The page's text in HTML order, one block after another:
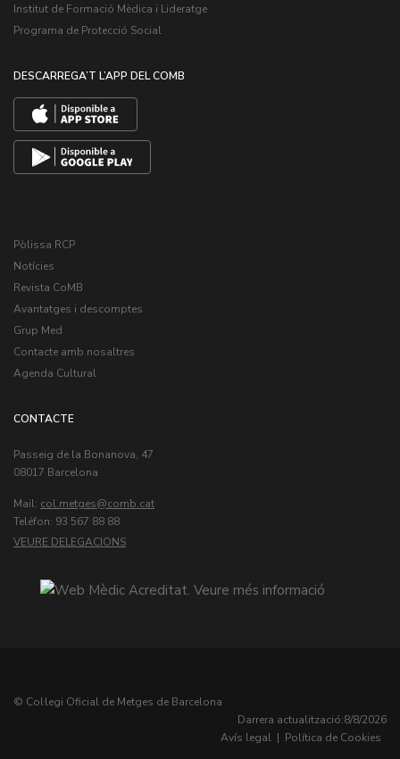
Institut de Formació Mèdica i Lideratge
Programa de Protecció Social
DESCARREGA’T L’APP DEL COMB
Pòlissa RCP
Notícies
Revista CoMB
Avantatges i descomptes
Grup Med
Contacte amb nosaltres
Agenda Cultural
CONTACTE
Passeig de la Bonanova, 47
08017 Barcelona
Mail: col.metges
Teléfon: 93 567 88 88
VEURE DELEGACIONS
© Col·legi Oficial de Metges de Barcelona
Darrera actualització:8/8/2026
Avís legal | Política de Cookies